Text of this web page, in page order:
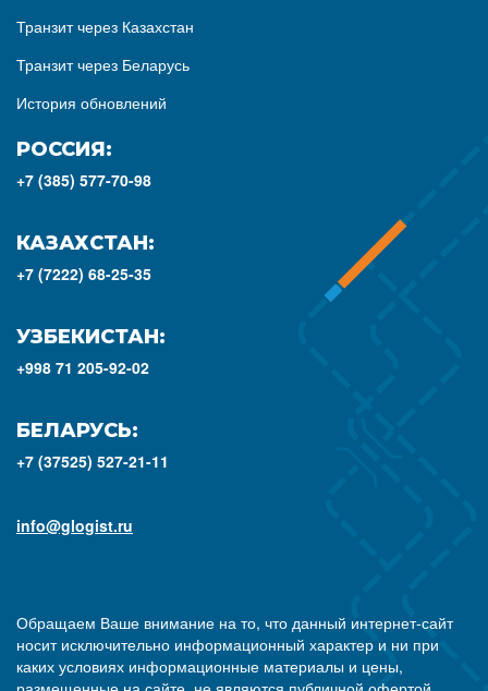
Транзит через Казахстан
Транзит через Беларусь
История обновлений
РОССИЯ:
+7 (385) 577-70-98
КАЗАХСТАН:
+7 (7222) 68-25-35
УЗБЕКИСТАН:
+998 71 205-92-02
БЕЛАРУСЬ:
+7 (37525) 527-21-11
info@glogist.ru
Обращаем Ваше внимание на то, что данный интернет-сайт
носит исключительно информационный характер и ни при
каких условиях информационные материалы и цены,